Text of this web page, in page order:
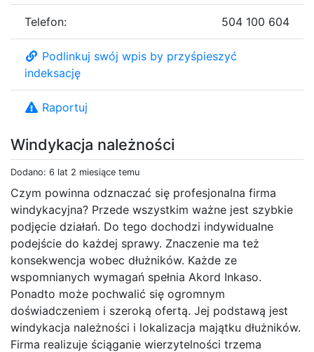
Windykacja należności
Dodano: 6 lat 2 miesiące temu
Czym powinna odznaczać się profesjonalna firma
windykacyjna? Przede wszystkim ważne jest szybkie
podjęcie działań. Do tego dochodzi indywidualne
podejście do każdej sprawy. Znaczenie ma też
konsekwencja wobec dłużników. Każde ze
wspomnianych wymagań spełnia Akord Inkaso.
Ponadto może pochwalić się ogromnym
doświadczeniem i szeroką ofertą. Jej podstawą jest
windykacja należności i lokalizacja majątku dłużników.
Firma realizuje ściąganie wierzytelności trzema
Telefon: 504 100 604
Podlinkuj swój wpis by przyśpieszyć
indeksację
Raportuj